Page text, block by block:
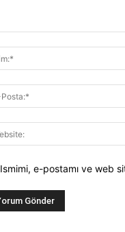
Ismimi, e-postamı ve web